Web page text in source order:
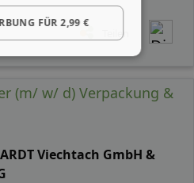
Teilen
(m/ w/ d) Verpackung &
Viechtach GmbH &
FÜR 2,99 €